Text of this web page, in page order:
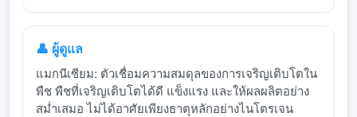
👤 ผู้ดูแล
แมกนีเซียม: ตัวเชื่อมความสมดุลของการเจริญเติบโตใน
พืช พืชที่เจริญเติบโตได้ดี แข็งแรง และให้ผลผลิตอย่าง
สม่ำเสมอ ไม่ได้อาศัยเพียงธาตุหลักอย่างไนโตรเจน